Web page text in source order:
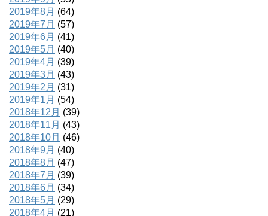
2019年8月 (64)
2019年7月 (57)
2019年6月 (41)
2019年5月 (40)
2019年4月 (39)
2019年3月 (43)
2019年2月 (31)
2019年1月 (54)
2018年12月 (39)
2018年11月 (43)
2018年10月 (46)
2018年9月 (40)
2018年8月 (47)
2018年7月 (39)
2018年6月 (34)
2018年5月 (29)
2018年4月 (21)